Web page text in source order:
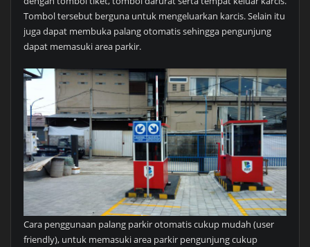
Tombol tersebut berguna untuk mengeluarkan karcis. Selain itu
juga dapat membuka palang otomatis sehingga pengunjung
dapat memasuki area parkir.
Cara penggunaan palang parkir otomatis cukup mudah (user
friendly), untuk memasuki area parkir pengunjung cukup